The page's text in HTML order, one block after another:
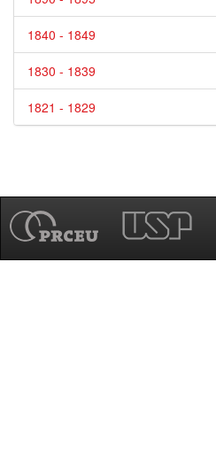
1840 - 1849
1830 - 1839
1821 - 1829